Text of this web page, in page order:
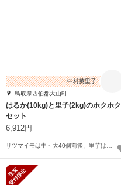
中村英里子
鳥取県西伯郡大山町
はるか(10kg)と里子(2kg)のホクホク
セット
6,912円